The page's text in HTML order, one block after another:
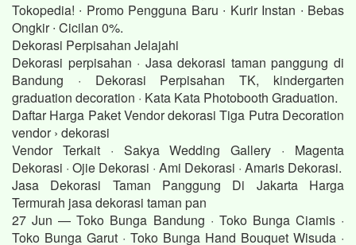
Tokopedia! ∙ Promo Pengguna Baru ∙ Kurir Instan ∙ Bebas
Ongkir ∙ Cicilan 0%.
Dekorasi Perpisahan Jelajahi
Dekorasi perpisahan · Jasa dekorasi taman panggung di
Bandung · Dekorasi Perpisahan TK, kindergarten
graduation decoration · Kata Kata Photobooth Graduation.
Daftar Harga Paket Vendor dekorasi Tiga Putra Decoration
vendor › dekorasi
Vendor Terkait · Sakya Wedding Gallery · Magenta
Dekorasi · Ojie Dekorasi · Ami Dekorasi · Amaris Dekorasi.
Jasa Dekorasi Taman Panggung Di Jakarta Harga
Termurah jasa dekorasi taman pan
27 Jun — Toko Bunga Bandung · Toko Bunga Ciamis ·
Toko Bunga Garut · Toko Bunga Hand Bouquet Wisuda ·